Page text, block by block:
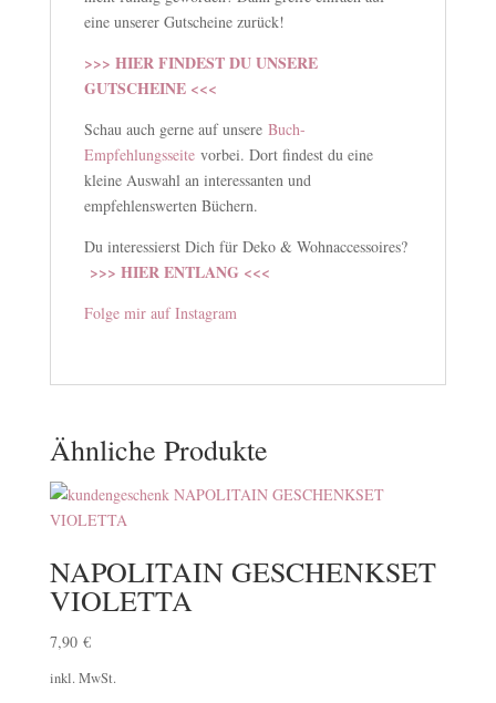
eine unserer Gutscheine zurück!
>>> HIER FINDEST DU UNSERE
GUTSCHEINE <<<
Schau auch gerne auf unsere Buch-
Empfehlungsseitevorbei. Dort findest du eine
kleine Auswahl an interessanten und
empfehlenswerten Büchern.
Du interessierst Dich für Deko & Wohnaccessoires?
>>> HIER ENTLANG <<<
Folge mir auf Instagram
Ähnliche Produkte
NAPOLITAIN GESCHENKSET
VIOLETTA
7,90 €
inkl. MwSt.